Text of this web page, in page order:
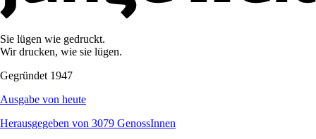
Sie lügen wie gedruckt.
Wir drucken, wie sie lügen.
Gegründet 1947
Ausgabe von heute
Herausgegeben von 3079 GenossInnen